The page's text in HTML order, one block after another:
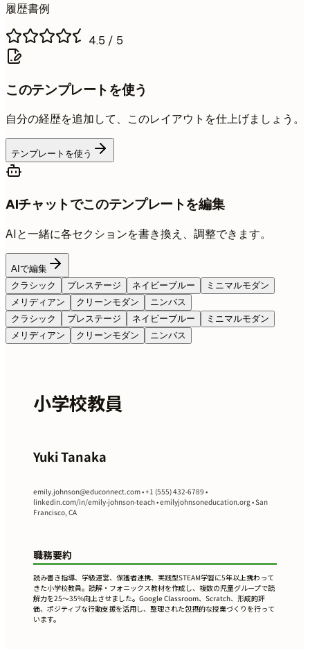
履歴書例
4.5 / 5
このテンプレートを使う
自分の経歴を追加して、このレイアウトを仕上げましょう。
テンプレートを使う
AIチャットでこのテンプレートを編集
AIと一緒に各セクションを書き換え、調整できます。
AIで編集
クラシック
プレステージ ネイビーブルー
ミニマルモダン
メリディアン
クリーンモダン
ニンバス
クラシック
プレステージ ネイビーブルー
ミニマルモダン
メリディアン
クリーンモダン ニンバス
小学校教員
Yuki Tanaka
emily.johnson@educonnect.com• +1 (555) 432-6789 •
linkedin.com/in/emily-johnson-teach • emilyjohnsoneducation.org • San
Francisco, CA
職務要約
読み書き指導、学級運営、保護者連携、実践型STEAM学習に5年以上携わって
きた小学校教員。読解・フォニックス教材を作成し、複数の児童グループで読
解力を25〜35%向上させました。Google Classroom、Scratch、形成的評
価、ポジティブな行動支援を活用し、整理された包摂的な授業づくりを行って
います。